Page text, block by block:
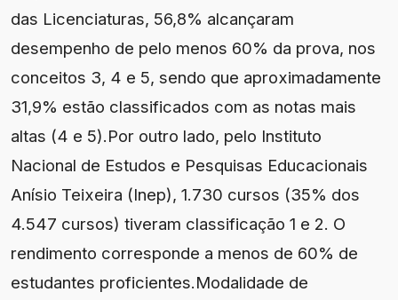
das Licenciaturas, 56,8% alcançaram
desempenho de pelo menos 60% da prova, nos
conceitos 3, 4 e 5, sendo que aproximadamente
31,9% estão classificados com as notas mais
altas (4 e 5).Por outro lado, pelo Instituto
Nacional de Estudos e Pesquisas Educacionais
Anísio Teixeira (Inep), 1.730 cursos (35% dos
4.547 cursos) tiveram classificação 1 e 2. O
rendimento corresponde a menos de 60% de
estudantes proficientes.Modalidade de